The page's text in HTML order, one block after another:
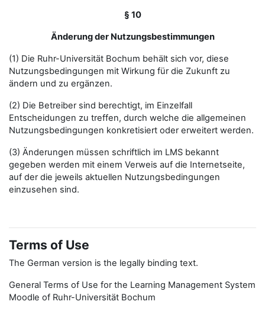
§ 10
Änderung der Nutzungsbestimmungen
(1) Die Ruhr-Universität Bochum behält sich vor, diese
Nutzungsbedingungen mit Wirkung für die Zukunft zu
ändern und zu ergänzen.
(2) Die Betreiber sind berechtigt, im Einzelfall
Entscheidungen zu treffen, durch welche die allgemeinen
Nutzungsbedingungen konkretisiert oder erweitert werden.
(3) Änderungen müssen schriftlich im LMS bekannt
gegeben werden mit einem Verweis auf die Internetseite,
auf der die jeweils aktuellen Nutzungsbedingungen
einzusehen sind.
Terms of Use
The German version is the legally binding text.
General Terms of Use for the Learning Management System
Moodle of Ruhr-Universität Bochum